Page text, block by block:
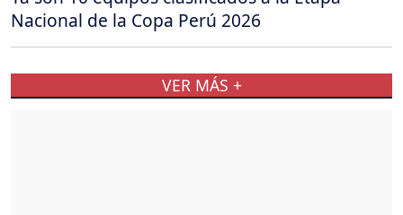
Nacional de la Copa Perú 2026
VER MÁS +